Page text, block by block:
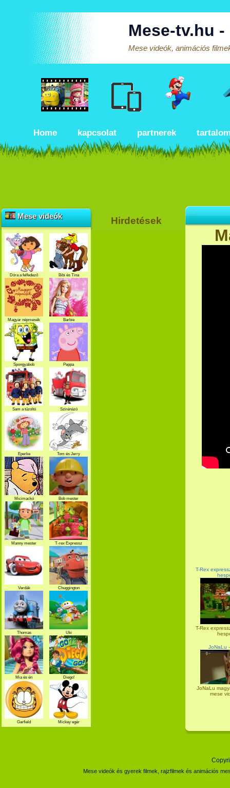
Mese-tv.hu
Mese videók, animációs
Home kapcsolat partnerek
T-Rex
T-Rex
JoNaLu
JoNaLu
mese
Mese videók
Dóra a felfedező Bibi és Tina
Magyar népmesék Barbie
Spongyabob Peppa
Sam a tűzoltó
Szirénázó
szupercsapat
Eperke Tom és Jerry
Micimackó Bob mester
Manny mester T-rex Expressz
Verdák Chuggington
Thomas Uki
Mia és én Diego!
Garfield Mickey egér
Hirdetések
Mese videók és gyerek filmek, rajzfilmek és animációs